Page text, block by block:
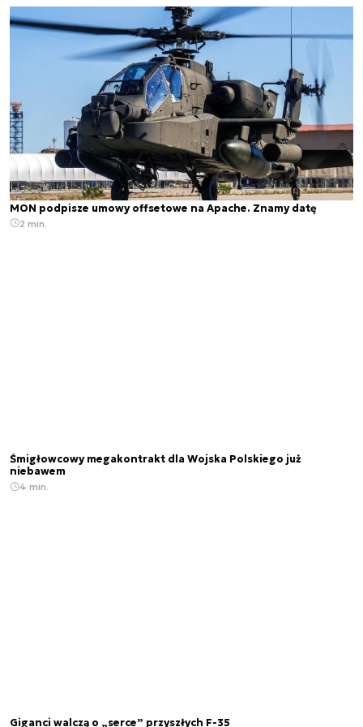
MON podpisze umowy offsetowe na Apache. Znamy datę
2 min.
Śmigłowcowy megakontrakt dla Wojska Polskiego już
niebawem
4 min.
Giganci walczą o „serce” przyszłych F-35